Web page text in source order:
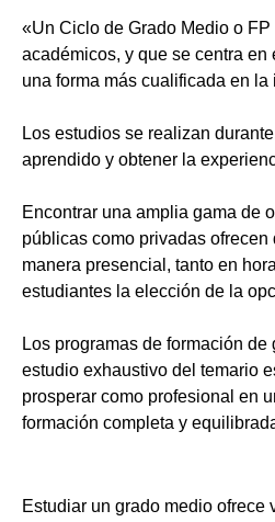
«Un Ciclo de Grado Medio o
académicos, y que se centra
una forma más cualificada en
Los estudios se realizan
aprendido y obtener la
Encontrar una amplia gama de
públicas como privadas
manera presencial, tanto en
estudiantes la elección de la
Los programas de formación
estudio exhaustivo del temario
prosperar como profesional en
formación completa y
Estudiar un grado medio